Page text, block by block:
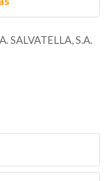
SALVATELLA, S.A.